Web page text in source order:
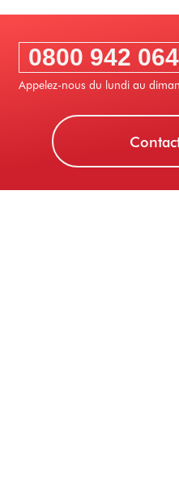
0800 942 064
Appelez-nous du lundi au